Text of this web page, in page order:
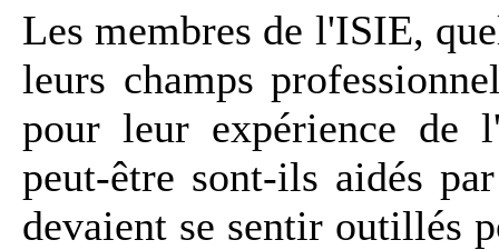
Les membres de l'ISIE,
leurs champs
pour leur expérience de
peut-être sont-ils aidés
devaient se sentir outillés